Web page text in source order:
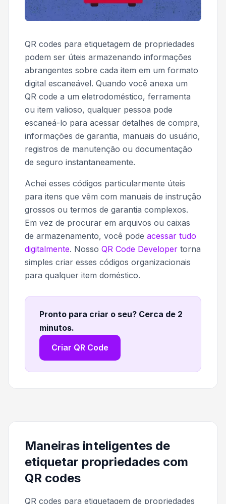
QR codes para etiquetagem de propriedades
podem ser úteis armazenando informações
abrangentes sobre cada item em um formato
digital escaneável. Quando você anexa um
QR code a um eletrodoméstico, ferramenta
ou item valioso, qualquer pessoa pode
escaneá-lo para acessar detalhes de compra,
informações de garantia, manuais do usuário,
registros de manutenção ou documentação
de seguro instantaneamente.
Achei esses códigos particularmente úteis
para itens que vêm com manuais de instrução
grossos ou termos de garantia complexos.
Em vez de procurar em arquivos ou caixas
de armazenamento, você pode acessar tudo
digitalmente. Nosso QR Code Developer torna
simples criar esses códigos organizacionais
para qualquer item doméstico.
Pronto para criar o seu? Cerca de 2
minutos.
Criar QR Code
Maneiras inteligentes de
etiquetar propriedades com
QR codes
QR codes para etiquetagem de propriedades